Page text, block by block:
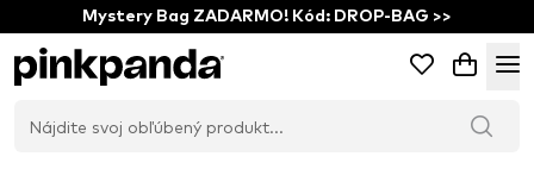
Mystery Bag ZADARMO! Kód: DROP-BAG >>